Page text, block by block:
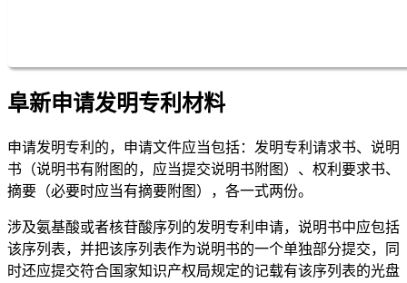
阜新申请发明专利材料
申请发明专利的，申请文件应当包括：发明专利请求书、说明
书（说明书有附图的，应当提交说明书附图）、权利要求书、
摘要（必要时应当有摘要附图），各一式两份。
涉及氨基酸或者核苷酸序列的发明专利申请，说明书中应包括
该序列表，并把该序列表作为说明书的一个单独部分提交，同
时还应提交符合国家知识产权局规定的记载有该序列表的光盘